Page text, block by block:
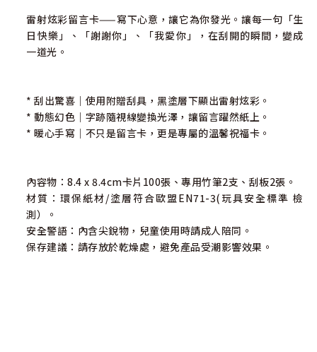
雷射炫彩留言卡——寫下心意，讓它為你發光。讓每一句「生
日快樂」、「謝謝你」、「我愛你」，在刮開的瞬間，變成
一道光。
* 刮出驚喜｜使用附贈刮具，黑塗層下顯出雷射炫彩。
* 動態幻色｜字跡隨視線變換光澤，讓留言躍然紙上。
* 暖心手寫｜不只是留言卡，更是專屬的溫馨祝福卡。
內容物：8.4 x 8.4cm卡片100張、專用竹筆2支、刮板2張。
材質：環保紙材/塗層符合歐盟EN71-3(玩具安全標準 檢
測）。
安全警語：內含尖銳物，兒童使用時請成人陪同。
保存建議：請存放於乾燥處，避免產品受潮影響效果。